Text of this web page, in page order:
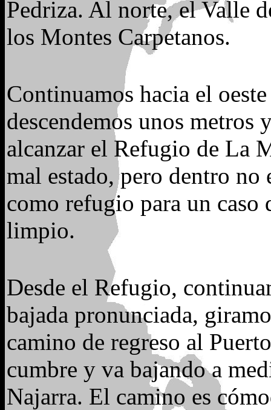
Pedriza. Al norte, el Valle
los Montes Carpetanos.
Continuamos hacia el
descendemos unos metros
alcanzar el Refugio de La
mal estado, pero dentro no
como refugio para un caso
limpio.
Desde el Refugio,
bajada pronunciada,
camino de regreso al
cumbre y va bajando a
Najarra. El camino es